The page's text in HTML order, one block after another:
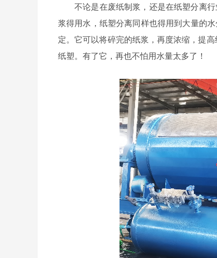
不论是在废纸制浆，还是在纸塑分离
浆得用水，纸塑分离同样也得用到大量的
定。它可以将碎完的纸浆，再度浓缩，提
纸塑。有了它，再也不怕用水量太多了！